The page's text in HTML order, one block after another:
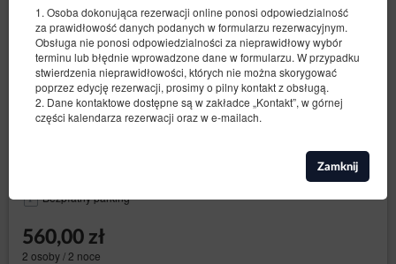
1. Osoba dokonująca rezerwacji online ponosi odpowiedzialność
za prawidłowość danych podanych w formularzu rezerwacyjnym.
Obsługa nie ponosi odpowiedzialności za nieprawidłowy wybór
terminu lub błędnie wprowadzone dane w formularzu. W przypadku
stwierdzenia nieprawidłowości, których nie można skorygować
poprzez edycję rezerwacji, prosimy o pilny kontakt z obsługą.
2. Dane kontaktowe dostępne są w zakładce „Kontakt”, w górnej
części kalendarza rezerwacji oraz w e-mailach.
Zamknij
Pokój dwuosobowy (nr 1)
Dostępna liczba: 1
Bezpłatny parking
560,00 zł
2 osoby / 2 noce